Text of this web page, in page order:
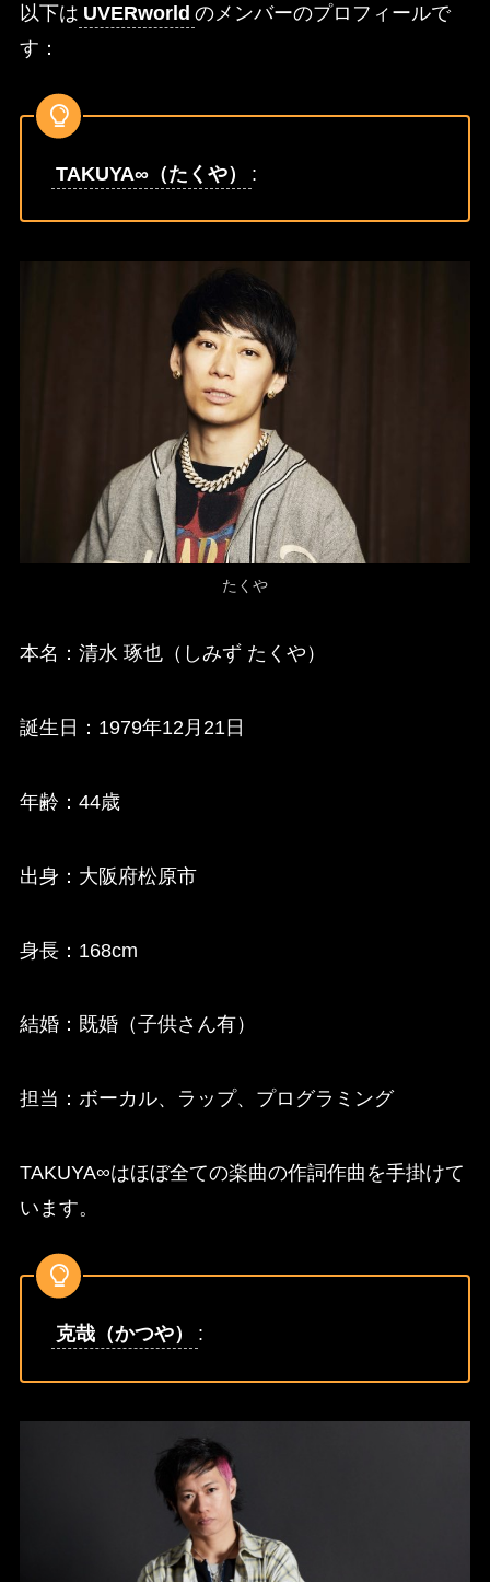
以下は UVERworld のメンバーのプロフィールで
す：
TAKUYA∞（たくや） :
たくや
本名：清水 琢也（しみず たくや）
誕生日：1979年12月21日
年齢：44歳
出身：大阪府松原市
身長：168cm
結婚：既婚（子供さん有）
担当：ボーカル、ラップ、プログラミング
TAKUYA∞はほぼ全ての楽曲の作詞作曲を手掛けて
います。
克哉（かつや） :